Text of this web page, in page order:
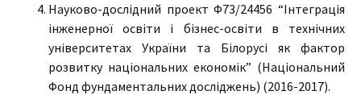
Науково-дослідний проект Ф73/24456 “Інтеграція
інженерної освіти і бізнес-освіти в технічних
університетах України та Білорусі як фактор
розвитку національних економік” (Національний
Фонд фундаментальних досліджень) (2016-2017).